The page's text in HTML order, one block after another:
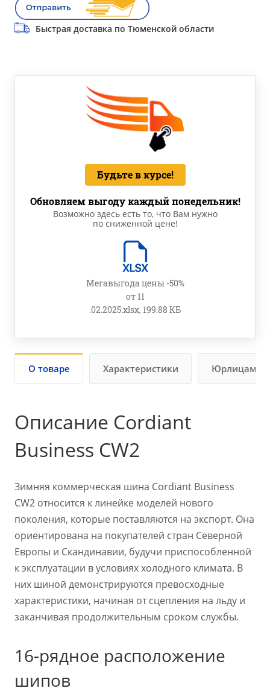
Быстрая доставка по Тюменской области
Будьте в курсе!
Обновляем выгоду каждый понедельник!
Возможно здесь есть то, что Вам нужно
по сниженной цене!
Мегавыгода цены -50%
от 11
.02.2025.xlsx, 199.88 КБ
О товаре Характеристики Юрлицам
Описание Cordiant
Business CW2
Зимняя коммерческая шина Cordiant Business
CW2 относится к линейке моделей нового
поколения, которые поставляются на экспорт. Она
ориентирована на покупателей стран Северной
Европы и Скандинавии, будучи приспособленной
к эксплуатации в условиях холодного климата. В
них шиной демонстрируются превосходные
характеристики, начиная от сцепления на льду и
заканчивая продолжительным сроком службы.
16-рядное расположение
шипов